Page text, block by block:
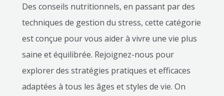
Des conseils nutritionnels, en passant par des
techniques de gestion du stress, cette catégorie
est conçue pour vous aider à vivre une vie plus
saine et équilibrée. Rejoignez-nous pour
explorer des stratégies pratiques et efficaces
adaptées à tous les âges et styles de vie. On